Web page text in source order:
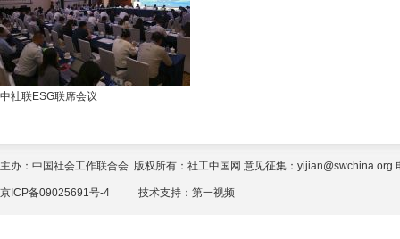
中社联ESG联席会议
主办：中国社会工作联合会 版权所有：社工中国网 意见征集：yijian@swchina.org
京ICP备09025691号-4 技术支持： 第一视频